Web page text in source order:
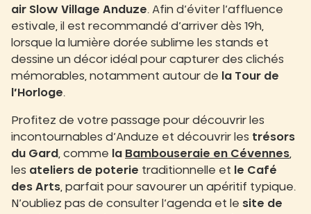
air Slow Village Anduze. Afin d’éviter l’affluence
estivale, il est recommandé d’arriver dès 19h,
lorsque la lumière dorée sublime les stands et
dessine un décor idéal pour capturer des clichés
mémorables, notamment autour de
la Tour de
l’Horloge.
Profitez de votre passage pour découvrir les
incontournables d’Anduze et découvrir les trésors
du Gard, comme la Bambouseraie en Cévennes,
les ateliers de poterie traditionnelle et
le Café
des Arts, parfait pour savourer un apéritif typique.
N’oubliez pas de consulter l’agenda et le site de